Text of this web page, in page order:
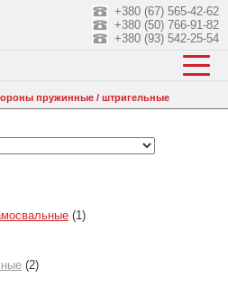
+380 (67) 565-42-62
+380 (50) 766-91-82
+380 (93) 542-25-54
пружинные / штригельные
(1)
(2)